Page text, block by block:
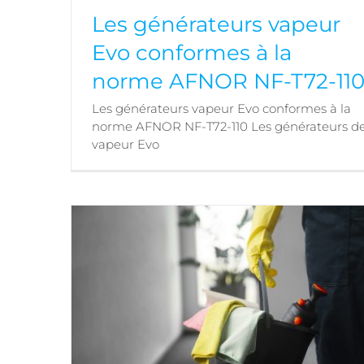
Les générateurs vapeur Evo conformes à la
norme AFNOR NF-T72-110
Les générateurs vapeur
Evo conformes à la
norme AFNOR NF-T72-110
Les générateurs vapeur Evo conformes à la
norme AFNOR NF-T72-110 Les générateurs
vapeur Evo